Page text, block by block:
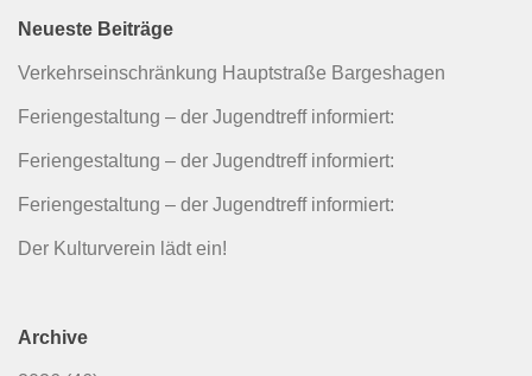
Neueste Beiträge
Verkehrseinschränkung Hauptstraße Bargeshagen
Feriengestaltung – der Jugendtreff informiert:
Feriengestaltung – der Jugendtreff informiert:
Feriengestaltung – der Jugendtreff informiert:
Der Kulturverein lädt ein!
Archive